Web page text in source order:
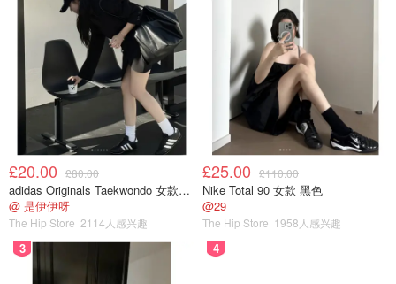
£20.00 £80.00
adidas Originals Taekwondo 女款黑色运动鞋
@ 是伊伊呀
The Hip Store 2114人感兴趣
£25.00 £110.00
Nike Total 90 女款 黑色
@29
The Hip Store 1958人感兴趣
3 4